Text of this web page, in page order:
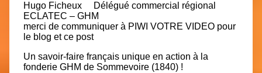
Hugo Ficheux
Délégué commercial régional
ECLATEC – GHM
merci de communiquer à PIWI VOTRE VIDEO pour
le blog et ce post
Un savoir-faire français unique en action à la
fonderie GHM de Sommevoire (1840) !